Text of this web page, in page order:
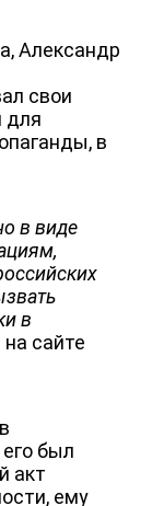
Александр
свои
для
в
в виде
в
на сайте
был
акт
ему